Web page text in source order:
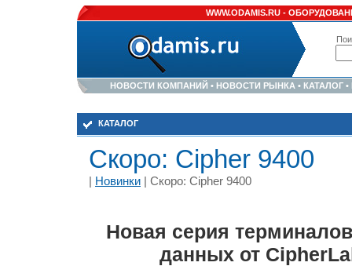
WWW.ODAMIS.RU -
НОВОСТИ КОМПАНИЙ • НОВОСТИ РЫНКА • КАТАЛОГ •
КАТАЛОГ
Скоро: Cipher 9400
| Новинки | Скоро: Cipher 9400
Новая серия
данных от